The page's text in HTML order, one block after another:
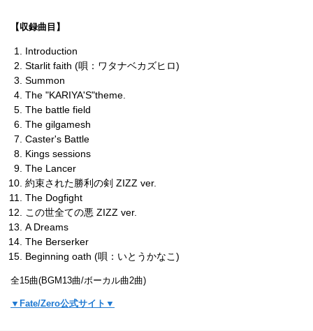
【収録曲目】
Introduction
Starlit faith (唄：ワタナベカズヒロ)
Summon
The "KARIYA'S"theme.
The battle field
The gilgamesh
Caster's Battle
Kings sessions
The Lancer
約束された勝利の剣 ZIZZ ver.
The Dogfight
この世全ての悪 ZIZZ ver.
A Dreams
The Berserker
Beginning oath (唄：いとうかなこ)
全15曲(BGM13曲/ボーカル曲2曲)
▼Fate/Zero公式サイト▼